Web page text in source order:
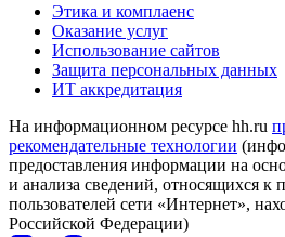
Этика и комплаенс
Оказание услуг
Использование сайтов
Защита персональных данных
ИТ аккредитация
На информационном ресурсе hh.ru
рекомендательные технологии
предоставления информации на
и анализа сведений, относящихся к
пользователей сети «Интернет»,
Российской Федерации)